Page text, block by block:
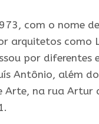
com o nome
arquitetos como
por diferentes
Antônio, além
Arte, na rua Artur